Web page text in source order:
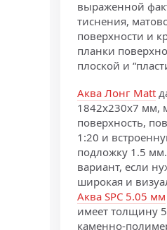
выраженной
тиснения,
поверхности и
планки
плоской и
Аква Лонг Matt
1842x230x7 мм,
поверхность,
1:20 и
подложку 1.5
вариант, если
широкая и
Аква SPC 5.05 мм
имеет толщину
каменно-